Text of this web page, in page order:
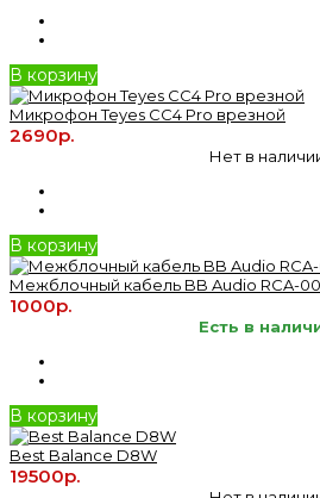
В корзину
Микрофон Teyes CC4 Pro врезной
2690р.
Нет в
В корзину
Межблочный кабель BB Audio RCA-
1000р.
Есть в
В корзину
Best Balance D8W
19500р.